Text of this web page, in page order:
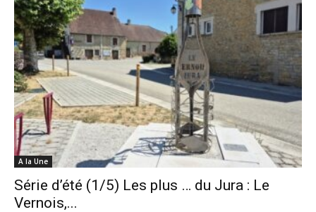
A la Une
Série d’été (1/5) Les plus … du Jura : Le
Vernois,...